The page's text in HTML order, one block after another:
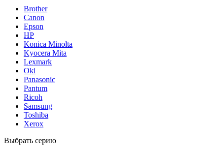
Brother
Canon
Epson
HP
Konica Minolta
Kyocera Mita
Lexmark
Oki
Panasonic
Pantum
Ricoh
Samsung
Toshiba
Xerox
Выбрать серию